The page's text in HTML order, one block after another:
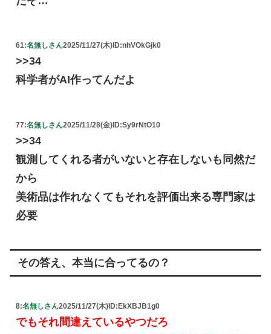
61:名無しさん2025/11/27(木) ID:nhVOkGjk0
>>34
科学者がAI作ってんだよ
77:名無しさん2025/11/28(金) ID:Sy9rNtO10
>>34
観測してくれる者がいないと存在しないも同然だ
から
美術品は作れなくてもそれを評価出来る専門家は
必要
その答え、本当に合ってるの？
8:名無しさん2025/11/27(木) ID:EkXBJB1g0
でもそれ間違えているやつだろ